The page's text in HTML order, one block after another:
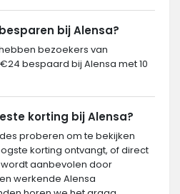
bij Alensa?
bezoekers van
bespaard bij Alensa met 10
korting bij Alensa?
proberen om te bekijken
korting ontvangt, of direct
aanbevolen door
werkende Alensa